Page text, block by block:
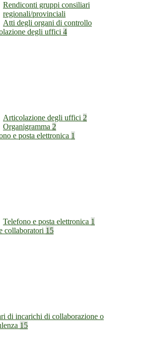
Rendiconti gruppi consiliari
regionali/provinciali
Atti degli organi di controllo
degli uffici 4
Articolazione degli uffici 2
Organigramma 2
e posta elettronica 1
Telefono e posta elettronica 1
collaboratori 15
di incarichi di collaborazione o
15